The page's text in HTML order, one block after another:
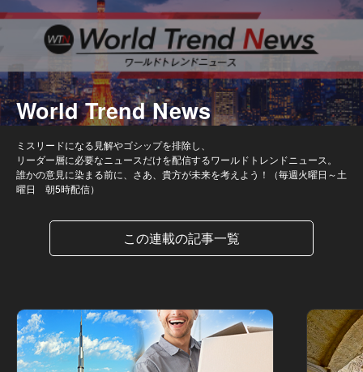
World Trend News
ミスリードになる見解やゴシップを排除し、
リーダー層に必要なニュースだけを配信するワールドトレンドニュース。
誰かの意見に染まる前に、さあ、貴方が未来を考えよう！（毎週火曜日～土
曜日 朝5時配信）
この連載の記事一覧